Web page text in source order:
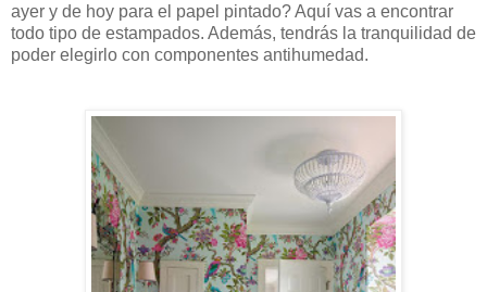
ayer y de hoy para el papel pintado? Aquí vas a encontrar
todo tipo de estampados. Además, tendrás la tranquilidad de
poder elegirlo con componentes antihumedad.